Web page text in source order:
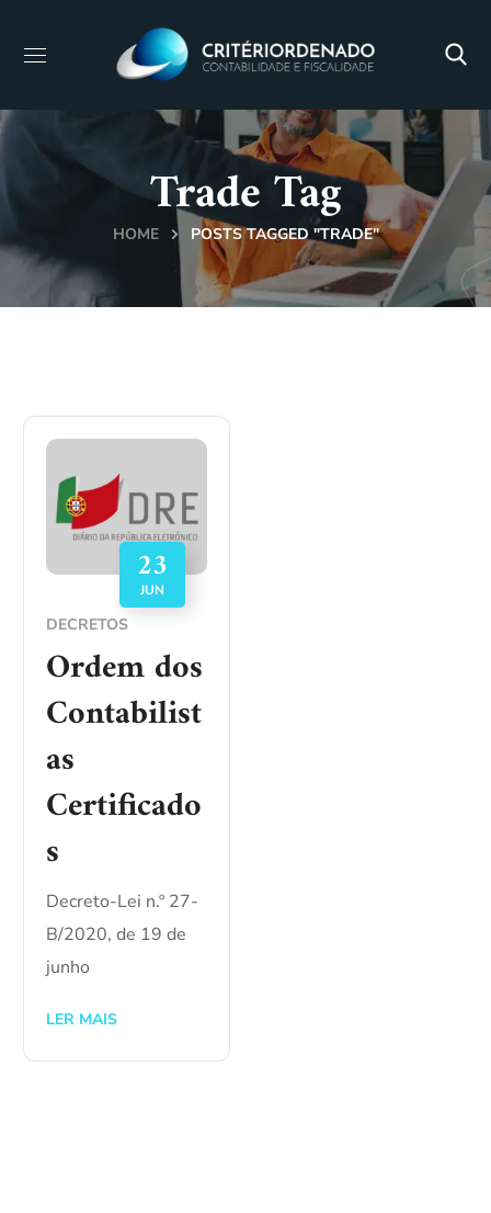
Trade Tag
HOME POSTS TAGGED "TRADE"
23
JUN
DECRETOS
Ordem dos
Contabilist
as
Certificado
s
Decreto-Lei n.º 27-
B/2020, de 19 de
junho
LER MAIS